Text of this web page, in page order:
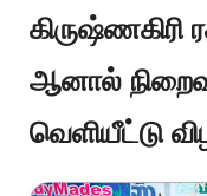
ஆனால்
வெளியீட்டு